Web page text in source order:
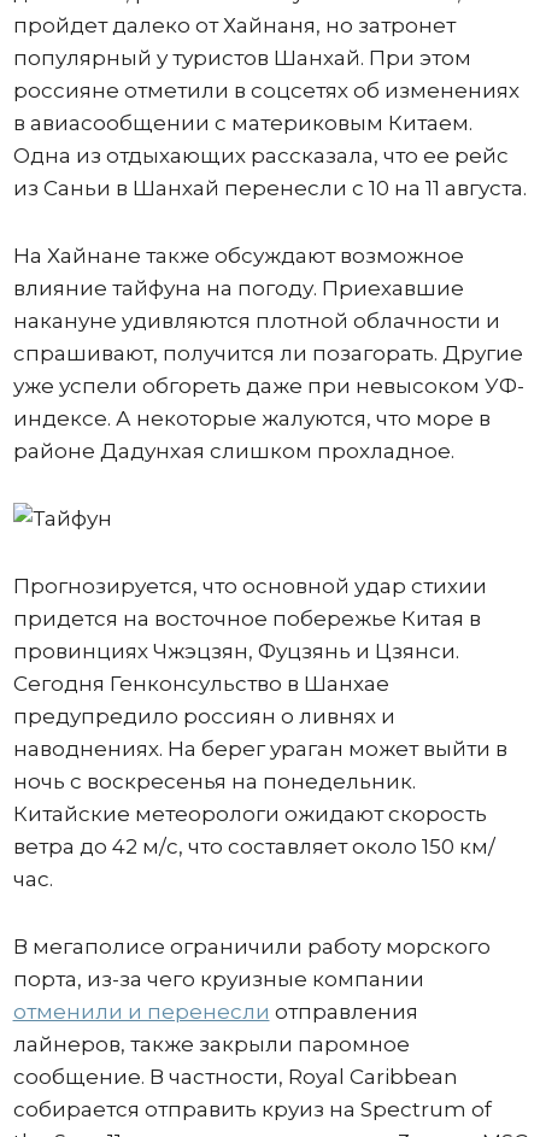
пройдет далеко от Хайнаня, но затронет
популярный у туристов Шанхай. При этом
россияне отметили в соцсетях об изменениях
в авиасообщении с материковым Китаем.
Одна из отдыхающих рассказала, что ее рейс
из Саньи в Шанхай перенесли с 10 на 11 августа.
На Хайнане также обсуждают возможное
влияние тайфуна на погоду. Приехавшие
накануне удивляются плотной облачности и
спрашивают, получится ли позагорать. Другие
уже успели обгореть даже при невысоком УФ-
индексе. А некоторые жалуются, что море в
районе Дадунхая слишком прохладное.
Прогнозируется, что основной удар стихии
придется на восточное побережье Китая в
провинциях Чжэцзян, Фуцзянь и Цзянси.
Сегодня Генконсульство в Шанхае
предупредило россиян о ливнях и
наводнениях. На берег ураган может выйти в
ночь с воскресенья на понедельник.
Китайские метеорологи ожидают скорость
ветра до 42 м/с, что составляет около 150 км/
час.
В мегаполисе ограничили работу морского
порта, из-за чего круизные компании
отменили и перенесли отправления
лайнеров, также закрыли паромное
сообщение. В частности, Royal Caribbean
собирается отправить круиз на Spectrum of